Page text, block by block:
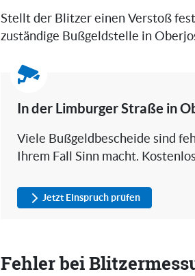
Stellt der Blitzer einen Verstoß
zuständige Bußgeldstelle in
In der Limburger Straße in
Viele Bußgeldbescheide sind
Ihrem Fall Sinn macht.
Jetzt Einspruch prüfen
Fehler bei